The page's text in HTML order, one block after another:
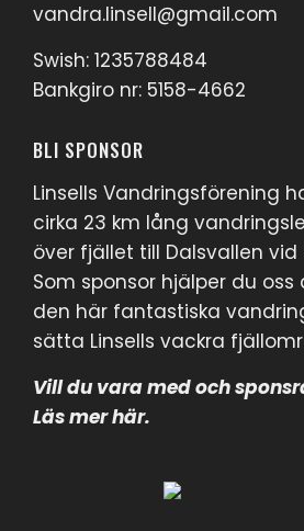
vandra.linsell@gmail.com
Swish: 1235788484
Bankgiro nr: 5158-4662
BLI SPONSOR
Linsells Vandringsförening
cirka 23 km lång
över fjället till Dalsvallen
Som sponsor hjälper du
den här fantastiska
sätta Linsells vackra
Vill du vara med och
Läs mer här.